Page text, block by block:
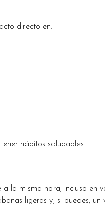
directo en:
hábitos saludables.
la misma hora, incluso en
ligeras y, si puedes,